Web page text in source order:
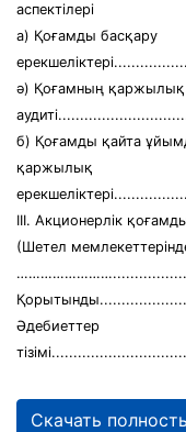
аспектілері
а) Қоғамды басқару
ә) Қоғамның қаржылық
б) Қоғамды қайта
қаржылық
ІІІ. Акционерлік
(Шетел
Әдебиеттер
Скачать